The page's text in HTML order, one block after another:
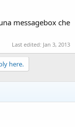
messagebox che
Last edited: Jan 3, 2013
here.